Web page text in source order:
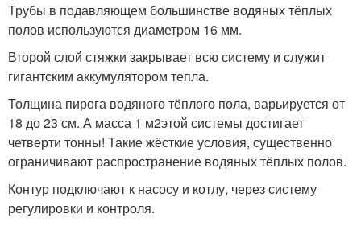
Трубы в подавляющем большинстве водяных тёплых
полов используются диаметром 16 мм.
Второй слой стяжки закрывает всю систему и служит
гигантским аккумулятором тепла.
Толщина пирога водяного тёплого пола, варьируется от
18 до 23 см. А масса 1 м2этой системы достигает
четверти тонны! Такие жёсткие условия, существенно
ограничивают распространение водяных тёплых полов.
Контур подключают к насосу и котлу, через систему
регулировки и контроля.